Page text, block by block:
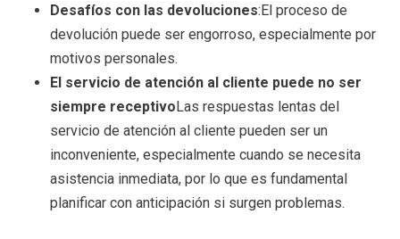
Desafíos con las devoluciones:El proceso de
devolución puede ser engorroso, especialmente por
motivos personales.
El servicio de atención al cliente puede no ser
siempre receptivoLas respuestas lentas del
servicio de atención al cliente pueden ser un
inconveniente, especialmente cuando se necesita
asistencia inmediata, por lo que es fundamental
planificar con anticipación si surgen problemas.